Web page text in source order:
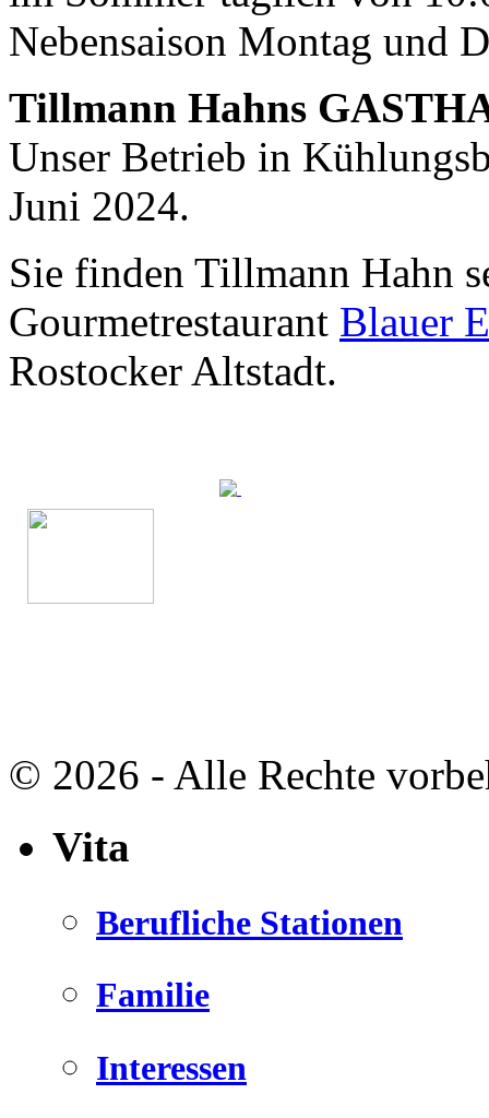
Ein Potpourrie professioneller Rezepte.
Für Liebhaber der einfachen und
immer mit der besonderen Note.
Nebensaison Montag und
Tillmann Hahns
Unser Betrieb in
Juni 2024.
Sie finden Tillmann Hahn
Gourmetrestaurant Blauer
Rostocker Altstadt.
© 2026 - Alle Rechte
Vita
Berufliche Stationen
Familie
Interessen